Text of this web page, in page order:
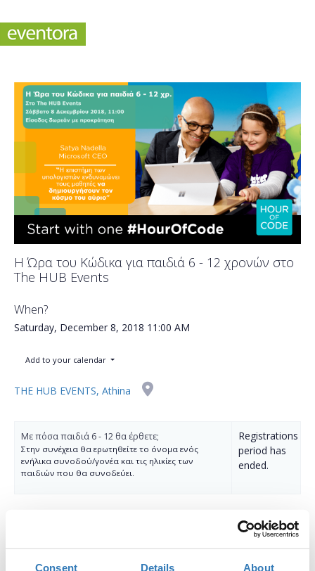
Consent Details About
H Ώρα του Κώδικα για παιδιά 6 - 12 χρονών στο
The HUB Events
When?
Saturday, December 8, 2018 11:00 AM
Add to your calendar
THE HUB EVENTS, Athina
Με πόσα παιδιά 6 - 12 θα έρθετε;
Στην συνέχεια θα ερωτηθείτε το όνομα ενός
ενήλικα συνοδού/γονέα και τις ηλικίες των
παιδιών που θα συνοδεύει.
Registrations
period has
ended.